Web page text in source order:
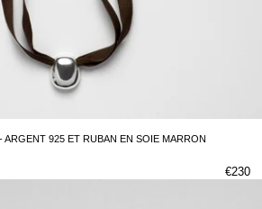
ARGENT 925 ET RUBAN EN SOIE MARRON
€230